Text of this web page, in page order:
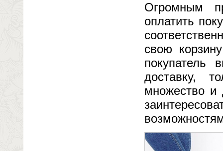
Огромным
оплатить
свою
покупатель
доставку,
множество и